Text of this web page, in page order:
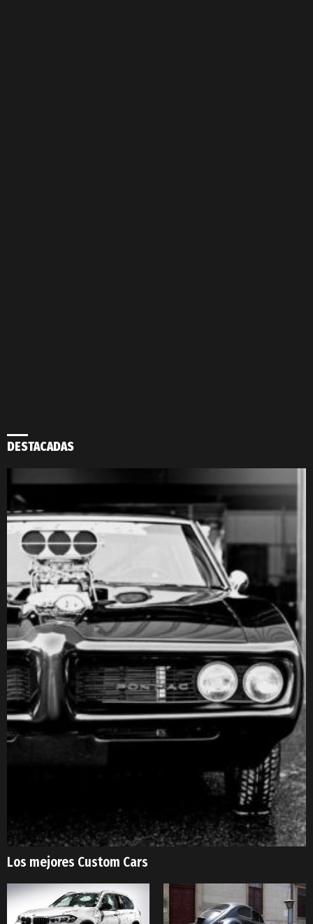
DESTACADAS
Los mejores Custom Cars